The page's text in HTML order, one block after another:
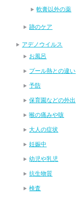
軟膏以外の薬
跡のケア
アデノウイルス
お風呂
プール熱との違い
予防
保育園などの外出
喉の痛みや咳
大人の症状
妊娠中
幼児や乳児
抗生物質
検査